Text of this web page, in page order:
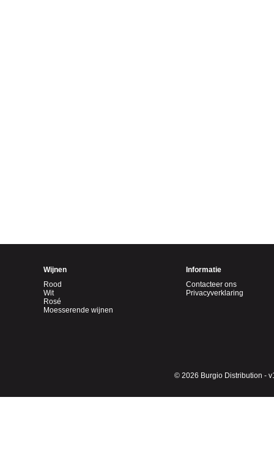
Wijnen
Rood
Wit
Rosé
Moesserende wijnen
Informatie
Contacteer ons
Privacyverklaring
© 2026 Burgio Distribution -